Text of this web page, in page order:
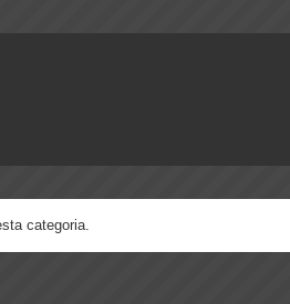
categoria.